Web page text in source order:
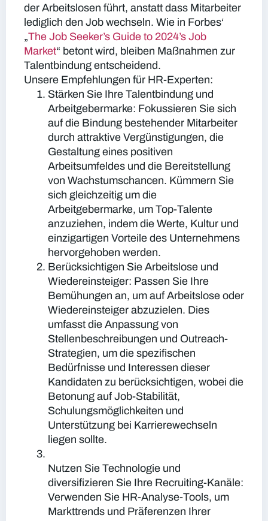
der Arbeitslosen führt, anstatt dass Mitarbeiter
lediglich den Job wechseln. Wie in Forbes‘
„The Job Seeker’s Guide to 2024’s Job
Market“ betont wird, bleiben Maßnahmen zur
Talentbindung entscheidend.
Unsere Empfehlungen für HR-Experten:
Stärken Sie Ihre Talentbindung und
Arbeitgebermarke: Fokussieren Sie sich
auf die Bindung bestehender Mitarbeiter
durch attraktive Vergünstigungen, die
Gestaltung eines positiven
Arbeitsumfeldes und die Bereitstellung
von Wachstumschancen. Kümmern Sie
sich gleichzeitig um die
Arbeitgebermarke, um Top-Talente
anzuziehen, indem die Werte, Kultur und
einzigartigen Vorteile des Unternehmens
hervorgehoben werden.
Berücksichtigen Sie Arbeitslose und
Wiedereinsteiger: Passen Sie Ihre
Bemühungen an, um auf Arbeitslose oder
Wiedereinsteiger abzuzielen. Dies
umfasst die Anpassung von
Stellenbeschreibungen und Outreach-
Strategien, um die spezifischen
Bedürfnisse und Interessen dieser
Kandidaten zu berücksichtigen, wobei die
Betonung auf Job-Stabilität,
Schulungsmöglichkeiten und
Unterstützung bei Karrierewechseln
liegen sollte.
Nutzen Sie Technologie und
diversifizieren Sie Ihre Recruiting-Kanäle:
Verwenden Sie HR-Analyse-Tools, um
Markttrends und Präferenzen Ihrer